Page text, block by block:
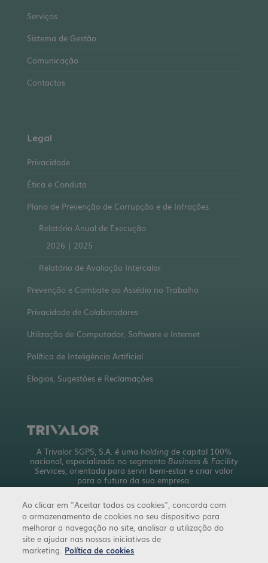
Serviços
Sistema de Gestão
Comunicação
Contactos
Legal
Privacidade
Ética e Conduta
Plano de Prevenção de Corrupção e de Infrações
Relatório Anual de Execução
2026 | 2025
Relatório de Avaliação Intercalar
Prevenção e Combate ao Assédio no Trabalho
Privacidade de Colaboradores
Utilização de Computador, Software e Internet
Política de Inteligência Artificial
Elogios, Sugestões e Reclamações
A Trivalor SGPS, S.A. é uma holdingde capital 100%
nacional, especializada no segmento Business & Facility
Services, orientada para servir bem-estar e criar valor
para o futuro da sua empresa.
10 empresas a operar em 4 áreas de negócio.
trivalor.pt
Ao clicar em "Aceitar todos os cookies", concorda com
o armazenamento de cookies no seu dispositivo para
melhorar a navegação no site, analisar a utilização do
site e ajudar nas nossas iniciativas de
marketing. Política de cookies